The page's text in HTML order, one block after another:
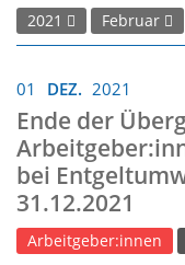
2021 Februar
01 DEZ. 2021
Ende der
bei
31.12.2021
Arbeitgeber:innen